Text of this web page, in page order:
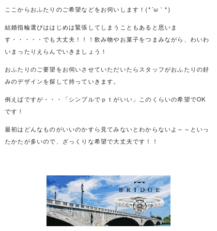
ここからおふたりのご希望などをお伺いします！(*´ω｀*)
結婚指輪選びははじめは緊張してしまうこともあると思いま
す・・・・・でも大丈夫！！！飲み物やお菓子をつまみながら、わいわ
いまったりえらんでいきましょう！
おふたりのご要望をお伺いさせていただいたらスタッフがおふたりの好
みのデザインを探して持っていきます。
例えばですが・・・「シンプルでｐｔがいい」このくらいの希望でOK
です！
最初はどんなものがいいのかすら見てみないとわからないよ～～といっ
たかたが多いので、ざっくりな希望で大丈夫です！！